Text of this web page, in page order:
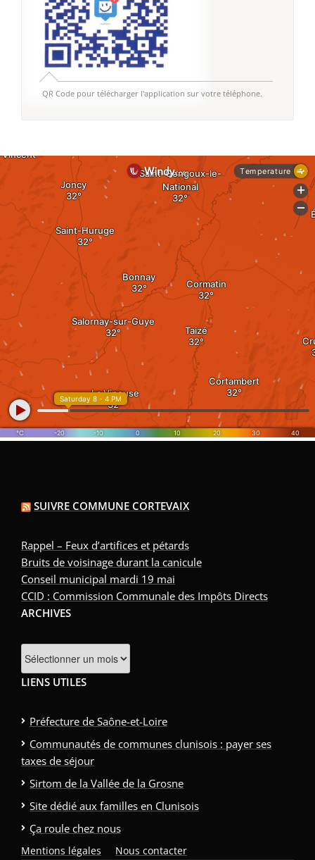
QR Code pour télécharger l'application sur votre téléphone.
SUIVRE COMMUNE CORTEVAIX
Rappel – Feux d’artifices et pétards
Bruits de voisinage durant la canicule
Conseil municipal mardi 19 mai
CCID : Commission Communale des Impôts Directs
ARCHIVES
Archives
LIENS UTILES
Préfecture de Saône-et-Loire
Communautés de communes clunisois : payer ses
taxes de séjour
Sirtom de la Vallée de la Grosne
Site dédié aux familles en Clunisois
Ça roule chez nous
Mentions légales Nous contacter